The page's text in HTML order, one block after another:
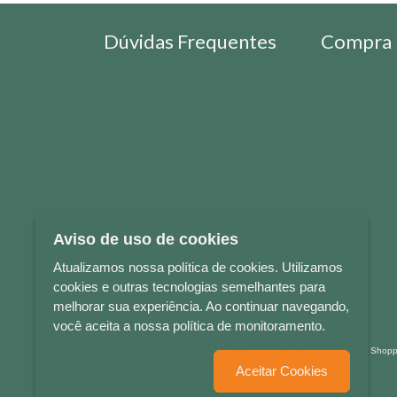
Dúvidas Frequentes Compra
LETRAS & CIA - CNPJ n° 88.587.548/0001-20 - Térreo Bourbon
Aviso de uso de cookies
Atualizamos nossa política de cookies. Utilizamos
cookies e outras tecnologias semelhantes para
melhorar sua experiência. Ao continuar navegando,
você aceita a nossa política de monitoramento.
Aceitar Cookies